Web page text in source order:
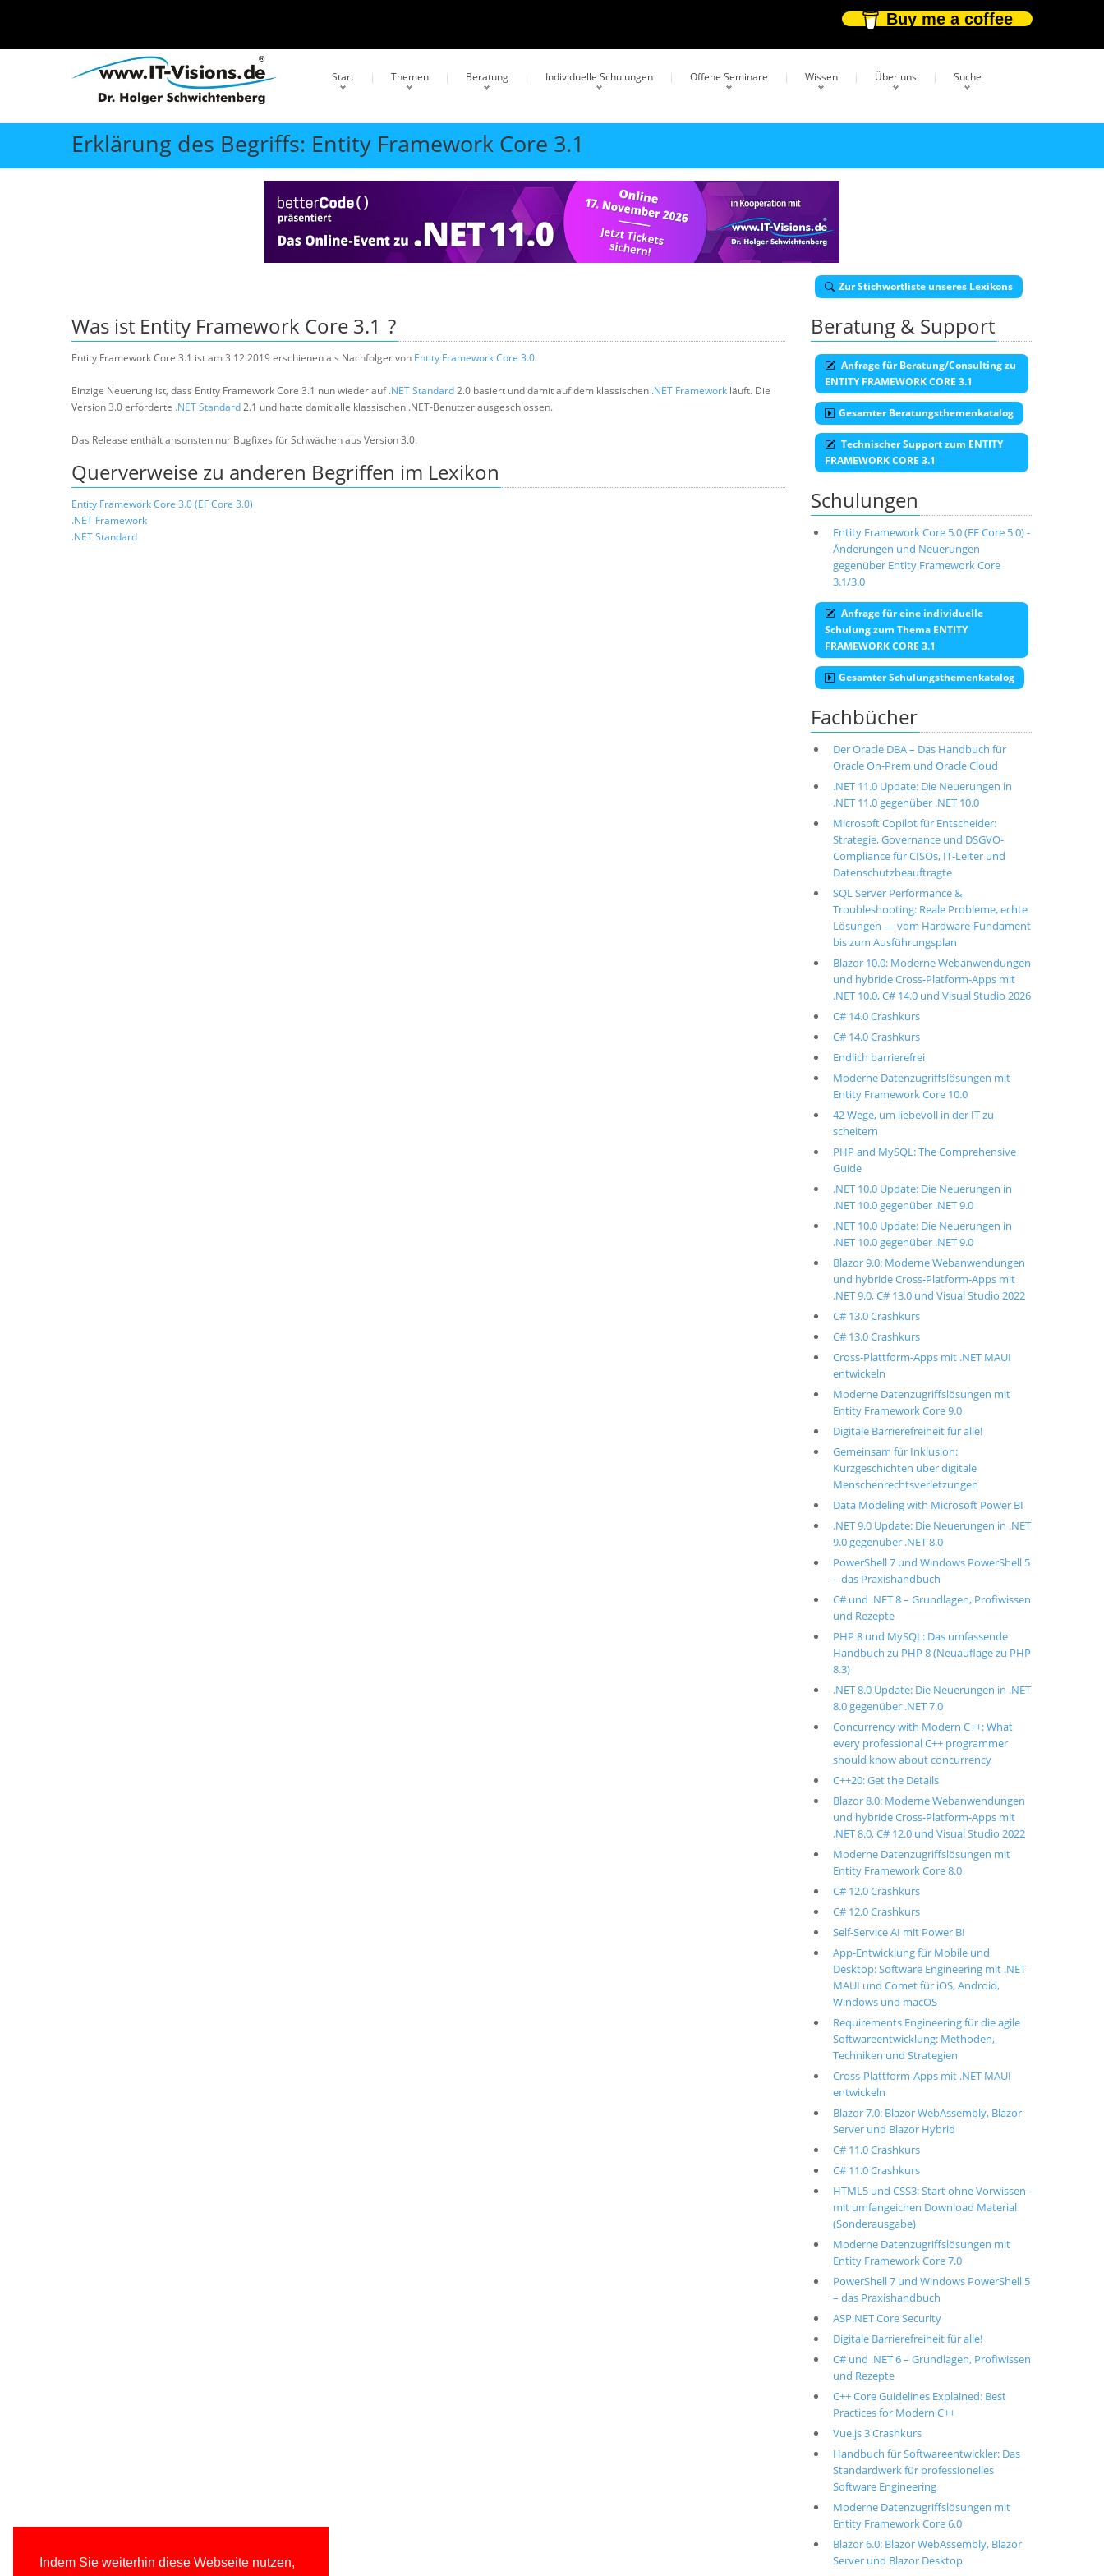
Indem Sie weiterhin diese Webseite nutzen,
Buy me a coffee
Start Themen Beratung Individuelle Schulungen Offene Seminare Wissen Über uns Suche
Erklärung des Begriffs: Entity Framework Core 3.1
Zur Stichwortliste unseres Lexikons
Was ist Entity Framework Core 3.1 ?
Entity Framework Core 3.1 ist am 3.12.2019 erschienen als Nachfolger von Entity Framework Core 3.0.
Einzige Neuerung ist, dass Entity Framework Core 3.1 nun wieder auf.NET Standard2.0 basiert und damit auf dem klassischen .NET Framework läuft. Die
Version 3.0 erforderte .NET Standard2.1 und hatte damit alle klassischen .NET-Benutzer ausgeschlossen.
Das Release enthält ansonsten nur Bugfixes für Schwächen aus Version 3.0.
Querverweise zu anderen Begriffen im Lexikon
Entity Framework Core 3.0 (EF Core 3.0)
.NET Framework
.NET Standard
Beratung & Support
Anfrage für Beratung/Consulting zu
ENTITY FRAMEWORK CORE 3.1
Gesamter Beratungsthemenkatalog
Technischer Support zum ENTITY
FRAMEWORK CORE 3.1
Schulungen
Entity Framework Core 5.0 (EF Core 5.0) -
Änderungen und Neuerungen
gegenüber Entity Framework Core
3.1/3.0
Anfrage für eine individuelle
Schulung zum Thema ENTITY
FRAMEWORK CORE 3.1
Gesamter Schulungsthemenkatalog
Fachbücher
Der Oracle DBA – Das Handbuch für
Oracle On-Prem und Oracle Cloud
.NET 11.0 Update: Die Neuerungen in
.NET 11.0 gegenüber .NET 10.0
Microsoft Copilot für Entscheider:
Strategie, Governance und DSGVO-
Compliance für CISOs, IT-Leiter und
Datenschutzbeauftragte
SQL Server Performance &
Troubleshooting: Reale Probleme, echte
Lösungen — vom Hardware-Fundament
bis zum Ausführungsplan
Blazor 10.0: Moderne Webanwendungen
und hybride Cross-Platform-Apps mit
.NET 10.0, C# 14.0 und Visual Studio 2026
C# 14.0 Crashkurs
C# 14.0 Crashkurs
Endlich barrierefrei
Moderne Datenzugriffslösungen mit
Entity Framework Core 10.0
42 Wege, um liebevoll in der IT zu
scheitern
PHP and MySQL: The Comprehensive
Guide
.NET 10.0 Update: Die Neuerungen in
.NET 10.0 gegenüber .NET 9.0
.NET 10.0 Update: Die Neuerungen in
.NET 10.0 gegenüber .NET 9.0
Blazor 9.0: Moderne Webanwendungen
und hybride Cross-Platform-Apps mit
.NET 9.0, C# 13.0 und Visual Studio 2022
C# 13.0 Crashkurs
C# 13.0 Crashkurs
Cross-Plattform-Apps mit .NET MAUI
entwickeln
Moderne Datenzugriffslösungen mit
Entity Framework Core 9.0
Digitale Barrierefreiheit für alle!
Gemeinsam für Inklusion:
Kurzgeschichten über digitale
Menschenrechtsverletzungen
Data Modeling with Microsoft Power BI
.NET 9.0 Update: Die Neuerungen in .NET
9.0 gegenüber .NET 8.0
PowerShell 7 und Windows PowerShell 5
– das Praxishandbuch
C# und .NET 8 – Grundlagen, Profiwissen
und Rezepte
PHP 8 und MySQL: Das umfassende
Handbuch zu PHP 8 (Neuauflage zu PHP
8.3)
.NET 8.0 Update: Die Neuerungen in .NET
8.0 gegenüber .NET 7.0
Concurrency with Modern C++: What
every professional C++ programmer
should know about concurrency
C++20: Get the Details
Blazor 8.0: Moderne Webanwendungen
und hybride Cross-Platform-Apps mit
.NET 8.0, C# 12.0 und Visual Studio 2022
Moderne Datenzugriffslösungen mit
Entity Framework Core 8.0
C# 12.0 Crashkurs
C# 12.0 Crashkurs
Self-Service AI mit Power BI
App-Entwicklung für Mobile und
Desktop: Software Engineering mit .NET
MAUI und Comet für iOS, Android,
Windows und macOS
Requirements Engineering für die agile
Softwareentwicklung: Methoden,
Techniken und Strategien
Cross-Plattform-Apps mit .NET MAUI
entwickeln
Blazor 7.0: Blazor WebAssembly, Blazor
Server und Blazor Hybrid
C# 11.0 Crashkurs
C# 11.0 Crashkurs
HTML5 und CSS3: Start ohne Vorwissen -
mit umfangeichen Download Material
(Sonderausgabe)
Moderne Datenzugriffslösungen mit
Entity Framework Core 7.0
PowerShell 7 und Windows PowerShell 5
– das Praxishandbuch
ASP.NET Core Security
Digitale Barrierefreiheit für alle!
C# und .NET 6 – Grundlagen, Profiwissen
und Rezepte
C++ Core Guidelines Explained: Best
Practices for Modern C++
Vue.js 3 Crashkurs
Handbuch für Softwareentwickler: Das
Standardwerk für professionelles
Software Engineering
Moderne Datenzugriffslösungen mit
Entity Framework Core 6.0
Blazor 6.0: Blazor WebAssembly, Blazor
Server und Blazor Desktop